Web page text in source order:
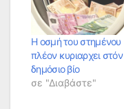
Η οσμή του στημένου
πλέον κυριαρχει στόν
δημόσιο βίο
σε "Διαβάστε"